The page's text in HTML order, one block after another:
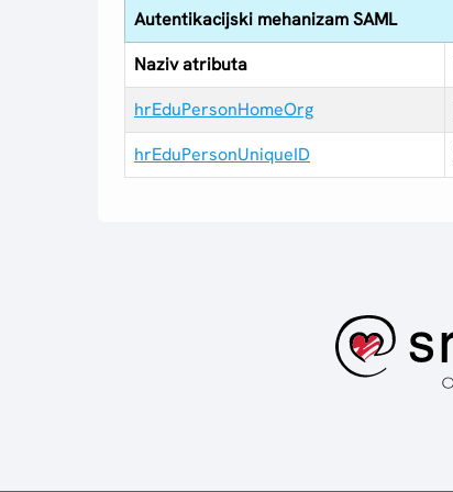
Autentikacijski mehanizam SAML
Naziv atributa
hrEduPersonHomeOrg
hrEduPersonUniqueID